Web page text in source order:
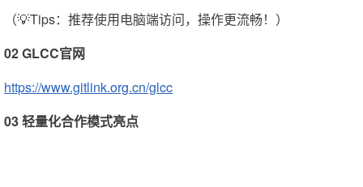
（💡Tips：推荐使用电脑端访问，操作更流畅！）
02 GLCC官网
https://www.gitlink.org.cn/glcc
03 轻量化合作模式亮点